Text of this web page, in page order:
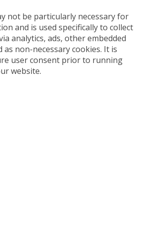
not be particularly necessary for
and is used specifically to collect
analytics, ads, other embedded
non-necessary cookies. It is
user consent prior to running
website.